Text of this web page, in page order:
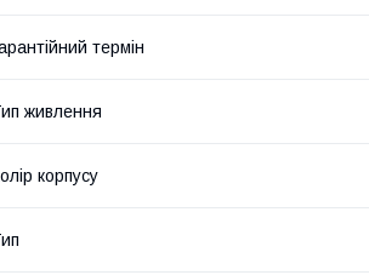
термін
живлення
корпусу